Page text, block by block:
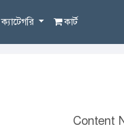
ক্যাটেগরি কার্ট
Content